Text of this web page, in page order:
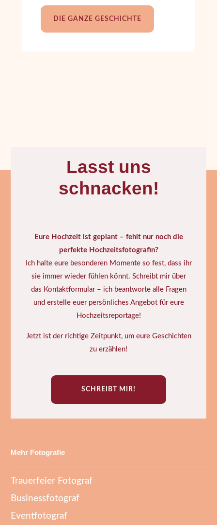
DIE GANZE GESCHICHTE
Lasst uns
schnacken!
Eure Hochzeit ist geplant – fehlt nur noch die
perfekte Hochzeitsfotografin?
Ich halte eure besonderen Momente so fest, dass ihr
sie immer wieder fühlen könnt. Schreibt mir über
das Kontaktformular – ich beantworte alle Fragen
und erstelle euer persönliches Angebot für eure
Hochzeitsreportage!
Jetzt ist der richtige Zeitpunkt, um eure Geschichten
zu erzählen!
SCHREIBT MIR!
Mehr Fotografie
Trauerfeier Fotograf
Businessfotograf
Eventfotograf